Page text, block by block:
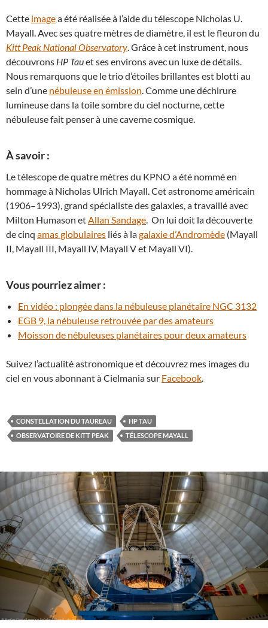
Cette imagea été réalisée à l’aide du télescope Nicholas U.
Mayall. Avec ses quatre mètres de diamètre, il est le fleuron du
Kitt Peak National Observatory . Grâce à cet instrument, nous
découvrons HP Tauet ses environs avec un luxe de détails.
Nous remarquons que le trio d’étoiles brillantes est blotti au
sein d’une nébuleuse en émission . Comme une déchirure
lumineuse dans la toile sombre du ciel nocturne, cette
nébuleuse fait penser à une caverne cosmique.
À savoir :
Le télescope de quatre mètres du KPNO a été nommé en
hommage à Nicholas Ulrich Mayall. Cet astronome américain
(1906–1993), grand spécialiste des galaxies, a travaillé avec
Milton Humason et Allan Sandage . On lui doit la découverte
de cinq amas globulaires liés à lagalaxie d’Andromède (Mayall
II, Mayall III, Mayall IV, Mayall V et Mayall VI).
Vous pourriez aimer :
En vidéo : plongée dans la nébuleuse planétaire NGC 3132
EGB 9, la nébuleuse retrouvée par des amateurs
Moisson de nébuleuses planétaires pour deux amateurs
Suivez l’actualité astronomique et découvrez mes images du
ciel en vous abonnant à Cielmania sur Facebook
CONSTELLATION DU TAUREAU
HP TAU
OBSERVATOIRE DE KITT PEAK
TÉLESCOPE MAYALL